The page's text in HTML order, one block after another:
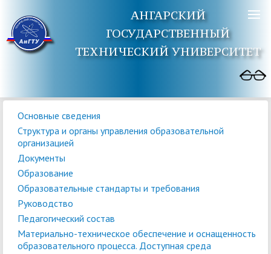
АНГАРСКИЙ
ГОСУДАРСТВЕННЫЙ
ТЕХНИЧЕСКИЙ УНИВЕРСИТЕТ
Основные сведения
Структура и органы управления образовательной
организацией
Документы
Образование
Образовательные стандарты и требования
Руководство
Педагогический состав
Материально-техническое обеспечение и оснащенность
образовательного процесса. Доступная среда